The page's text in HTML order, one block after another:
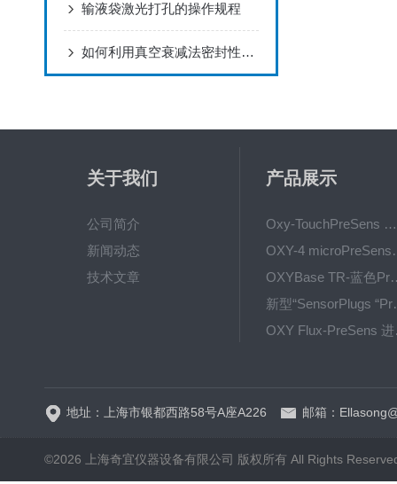
输液袋激光打孔的操作规程
如何利用真空衰减法密封性测试检漏 实现企业成本控制
关于我们
公司简介
新闻动态
技术文章
产品展示
Oxy-TouchPreSens 氧分析仪 多孔培养容器监测
OXY-4
OXYBase TR-蓝色
新型
地址：上海市银都西路58号A座A226 邮箱：
©2026 上海奇宜仪器设备有限公司 版权所有 All Rights